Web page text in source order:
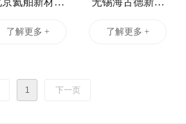
有限责任公司
了解更多 + 术有限公司
了解更多 +
1 下一页